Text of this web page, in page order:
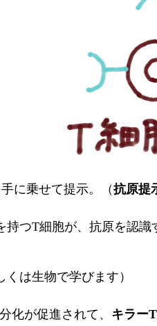
に乗せて提示。（抗原提
つT細胞が、抗原を認識
は生物で学びます）
化が促進されて、 キラー